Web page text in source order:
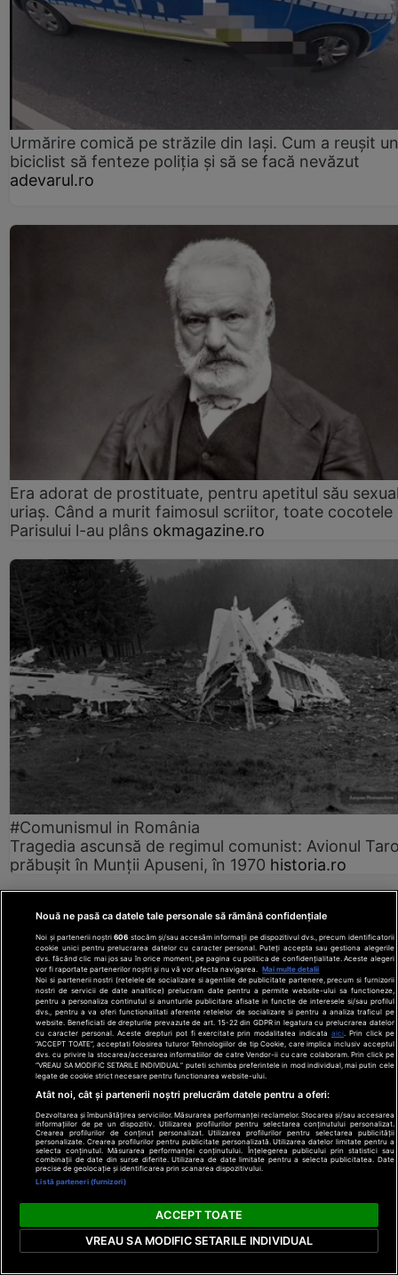
Urmărire comică pe străzile din Iași. Cum a reușit un
biciclist să fenteze poliția și să se facă nevăzut
adevarul.ro
Era adorat de prostituate, pentru apetitul său
uriaș. Când a murit faimosul scriitor, toate cocotele
Parisului l-au plâns okmagazine.ro
#Comunismul in România
Tragedia ascunsă de regimul comunist: Avionul
prăbușit în Munții Apuseni, în 1970 historia.ro
Lichior de caise Mese festive
Nouă ne pasă ca datele tale personale să rămână confidențiale
Noi și partenerii noștri606 stocăm și/sau accesăm informații pe dispozitivul dvs., precum identificatorii
cookie unici pentru prelucrarea datelor cu caracter personal. Puteți accepta sau gestiona alegerile
dvs. făcând clic mai jos sau în orice moment, pe pagina cu politica de confidențialitate. Aceste alegeri
vor fi raportate partenerilor noștri și nu vă vor afecta navigarea.
Mai multe detalii
Noi si partenerii nostri (retelele de socializare si agentiile de publicitate partenere, precum si furnizorii
nostri de servicii de date analitice) prelucram date pentru a permite website-ului sa functioneze,
pentru a personaliza continutul si anunturile publicitare afisate in functie de interesele si/sau profilul
dvs., pentru a va oferi functionalitati aferente retelelor de socializare si pentru a analiza traficul pe
website. Beneficiati de drepturile prevazute de art. 15-22 din GDPR in legatura cu prelucrarea datelor
cu caracter personal. Aceste drepturi pot fi exercitate prin modalitatea indicata aici. Prin click pe
“ACCEPT TOATE”, acceptati folosirea tuturor Tehnologiilor de tip Cookie, care implica inclusiv acceptul
dvs. cu privire la stocarea/accesarea informatiilor de catre Vendor-ii cu care colaboram. Prin click pe
“VREAU SA MODIFIC SETARILE INDIVIDUAL” puteti schimba preferintele in mod individual, mai putin cele
legate de cookie strict necesare pentru functionarea website-ului.
Atât noi, cât și partenerii noștri prelucrăm datele pentru a oferi:
Dezvoltarea și îmbunătățirea serviciilor. Măsurarea performanței reclamelor. Stocarea și/sau accesarea
informațiilor de pe un dispozitiv. Utilizarea profilurilor pentru selectarea conținutului personalizat.
Crearea profilurilor de conținut personalizat. Utilizarea profilurilor pentru selectarea publicității
personalizate. Crearea profilurilor pentru publicitate personalizată. Utilizarea datelor limitate pentru a
selecta conținutul. Măsurarea performanței conținutului. Înțelegerea publicului prin statistici sau
combinații de date din surse diferite. Utilizarea de date limitate pentru a selecta publicitatea. Date
precise de geolocație și identificarea prin scanarea dispozitivului.
Listă parteneri (furnizori)
ACCEPT TOATE
VREAU SA MODIFIC SETARILE INDIVIDUAL